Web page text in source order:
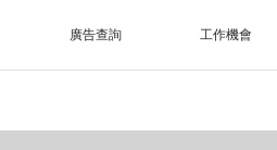
廣告查詢 工作機會